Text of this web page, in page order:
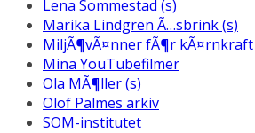
Lena Sommestad (s)
Marika Lindgren Ã…sbrink (s)
MiljÃ¶vÃ¤nner fÃ¶r kÃ¤rnkraft
Mina YouTubefilmer
Ola MÃ¶ller (s)
Olof Palmes arkiv
SOM-institutet